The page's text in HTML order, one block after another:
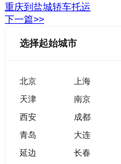
重庆到盐城轿车托运
下一篇>>
选择起始城市
北京 上海
天津
南京
西安
成都
青岛
大连
延边
长春